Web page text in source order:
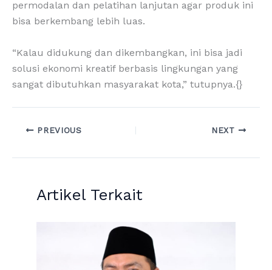
permodalan dan pelatihan lanjutan agar produk ini
bisa berkembang lebih luas.
“Kalau didukung dan dikembangkan, ini bisa jadi
solusi ekonomi kreatif berbasis lingkungan yang
sangat dibutuhkan masyarakat kota,” tutupnya.{}
PREVIOUS NEXT
Artikel Terkait